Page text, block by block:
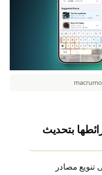
بتحديث
مصادر